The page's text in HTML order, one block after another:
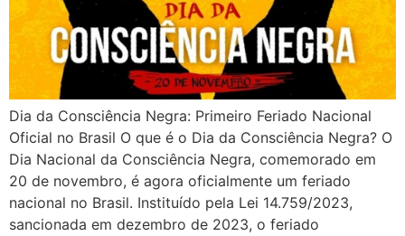
Dia da Consciência Negra: Primeiro Feriado Nacional
Oficial no Brasil O que é o Dia da Consciência Negra? O
Dia Nacional da Consciência Negra, comemorado em
20 de novembro, é agora oficialmente um feriado
nacional no Brasil. Instituído pela Lei 14.759/2023,
sancionada em dezembro de 2023, o feriado